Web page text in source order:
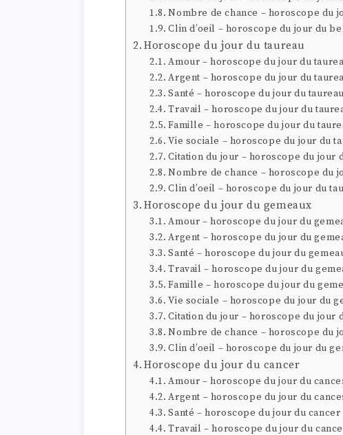
Nombre de chance – horoscope du
Clin d’oeil – horoscope du jour du
Horoscope du jour du taureau
Amour – horoscope du jour du
Argent – horoscope du jour du
Santé – horoscope du jour du taureau
Travail – horoscope du jour du
Famille – horoscope du jour du
Vie sociale – horoscope du jour du
Citation du jour – horoscope du jour
Nombre de chance – horoscope du
Clin d’oeil – horoscope du jour du
Horoscope du jour du gemeaux
Amour – horoscope du jour du
Argent – horoscope du jour du
Santé – horoscope du jour du
Travail – horoscope du jour du
Famille – horoscope du jour du
Vie sociale – horoscope du jour du
Citation du jour – horoscope du jour
Nombre de chance – horoscope du
Clin d’oeil – horoscope du jour du
Horoscope du jour du cancer
Amour – horoscope du jour du
Argent – horoscope du jour du
Santé – horoscope du jour du cancer
Travail – horoscope du jour du